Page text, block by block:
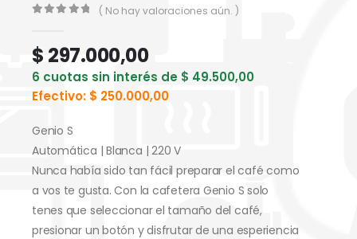
( No hay valoraciones aún. )
$ 297.000,00
6 cuotas sin interés de $ 49.500,00
Efectivo: $ 250.000,00
Genio S
Automática | Blanca | 220 V
Nunca había sido tan fácil preparar el café como
a vos te gusta. Con la cafetera Genio S solo
tenes que seleccionar el tamaño del café,
presionar un botón y disfrutar de una esperiencia